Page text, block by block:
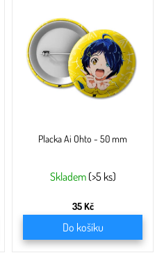
Placka Ai Ohto - 50 mm
Skladem (>5 ks)
35 Kč
Do košíku